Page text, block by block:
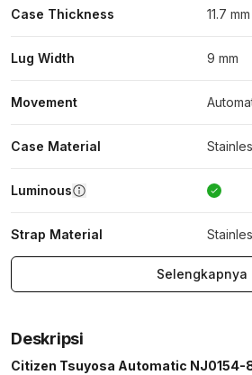
Case Thickness 11.7 mm
Lug Width 9 mm
Movement
Case Material
Luminous
Strap Material
Selengkapnya
Deskripsi
Citizen Tsuyosa Automatic NJ0154-